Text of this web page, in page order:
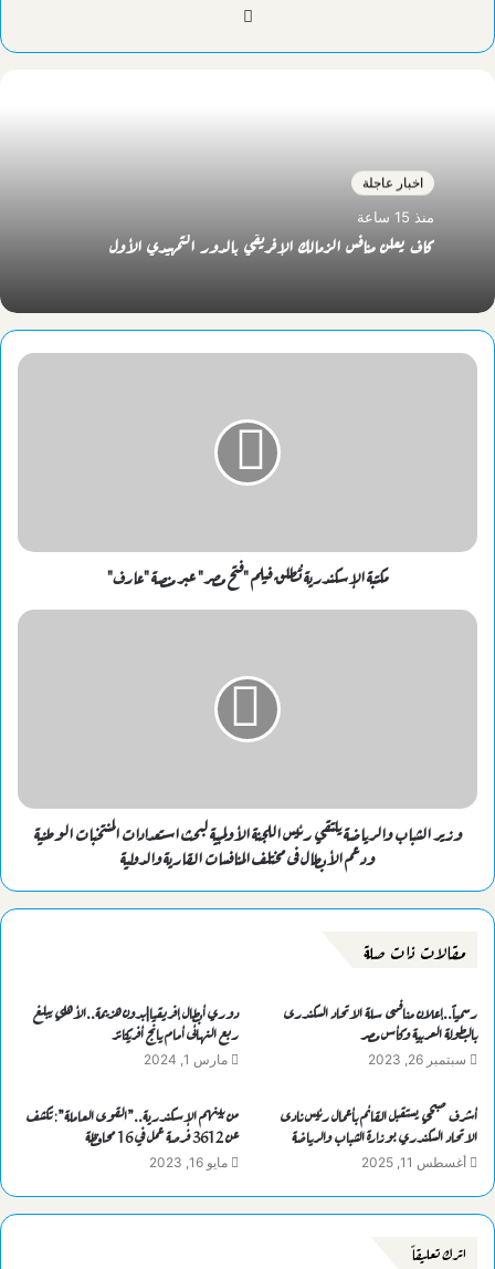
اخبار عاجلة
منذ 15 ساعة
كاف يعلن منافس الزمالك الإفريقي بالدور التمهيدي الأول
مكتبة الإسكندرية تُطلق فيلم "فتح مصر" عبر منصة "عارف"
وزير الشباب والرياضة يلتقي رئيس اللجنة الأولمبية لبحث استعدادات المنتخبات الوطنية
ودعم الأبطال فى مختلف المنافسات القارية والدولية
مقالات ذات صلة
رسمياً..إعلان منافسى سلة الاتحاد السكندرى
بالبطولة العربية وكأس مصر
سبتمبر 26, 2023
دوري أبطال إفريقيا|بدون هزيمة..الأهلي يبلغ
ربع النهائى أمام يانج أفريكانز
مارس 1, 2024
أشرف صبحي يستقبل القائم بأعمال رئيس نادى
الاتحاد السكندري بوزارة الشباب والرياضة
أغسطس 11, 2025
من بينهم الإسكندرية..”القوى العاملة”: تكشف
عن 3612 فرصة عمل في 16 محافظة
مايو 16, 2023
اترك تعليقاً